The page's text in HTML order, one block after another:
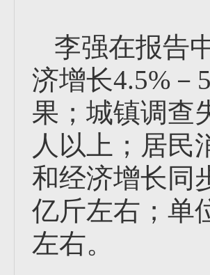
李强在报告
济增长4.5%－
果；城镇调查
人以上；居民
和经济增长同
亿斤左右；单
左右。